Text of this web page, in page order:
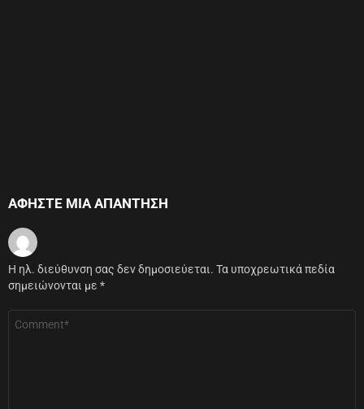
ΑΦΉΣΤΕ ΜΙΑ ΑΠΆΝΤΗΣΗ
Η ηλ. διεύθυνση σας δεν δημοσιεύεται. Τα υποχρεωτικά πεδία
σημειώνονται με *
Σχόλιο